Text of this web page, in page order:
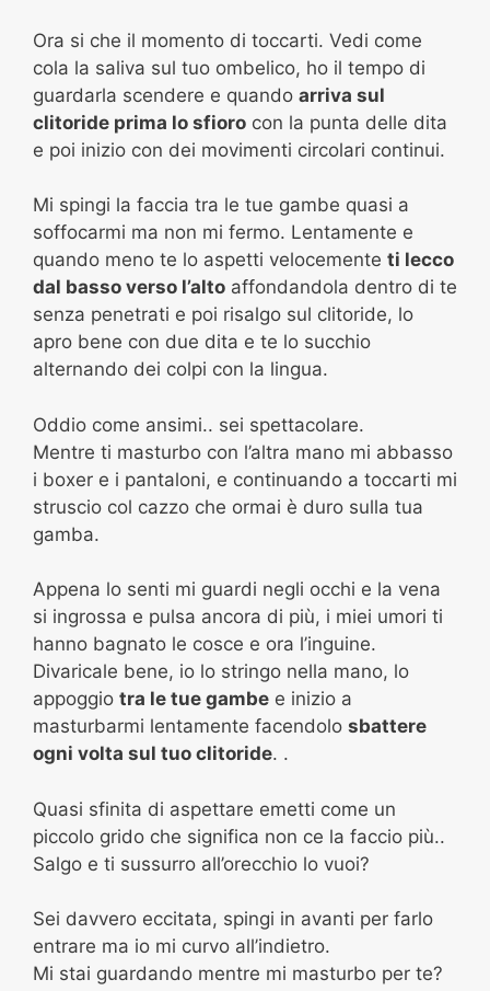
Ora si che il momento di toccarti. Vedi come
cola la saliva sul tuo ombelico, ho il tempo di
guardarla scendere e quando arriva sul
clitoride prima lo sfioro con la punta delle dita
e poi inizio con dei movimenti circolari continui.
Mi spingi la faccia tra le tue gambe quasi a
soffocarmi ma non mi fermo. Lentamente e
quando meno te lo aspetti velocemente ti lecco
dal basso verso l’alto affondandola dentro di te
senza penetrati e poi risalgo sul clitoride, lo
apro bene con due dita e te lo succhio
alternando dei colpi con la lingua.
Oddio come ansimi.. sei spettacolare.
Mentre ti masturbo con l’altra mano mi abbasso
i boxer e i pantaloni, e continuando a toccarti mi
struscio col cazzo che ormai è duro sulla tua
gamba.
Appena lo senti mi guardi negli occhi e la vena
si ingrossa e pulsa ancora di più, i miei umori ti
hanno bagnato le cosce e ora l’inguine.
Divaricale bene, io lo stringo nella mano, lo
appoggio tra le tue gambe e inizio a
masturbarmi lentamente facendolo sbattere
ogni volta sul tuo clitoride. .
Quasi sfinita di aspettare emetti come un
piccolo grido che significa non ce la faccio più..
Salgo e ti sussurro all’orecchio lo vuoi?
Sei davvero eccitata, spingi in avanti per farlo
entrare ma io mi curvo all’indietro.
Mi stai guardando mentre mi masturbo per te?